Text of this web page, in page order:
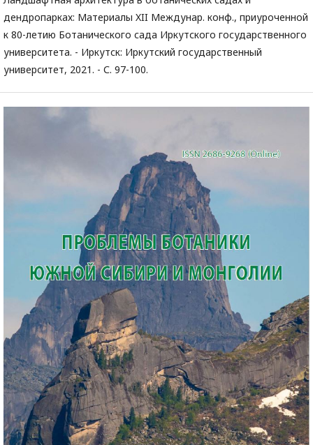
дендропарках: Материалы XII Междунар. конф., приуроченной
к 80-летию Ботанического сада Иркутского государственного
университета. - Иркутск: Иркутский государственный
университет, 2021. - С. 97-100.